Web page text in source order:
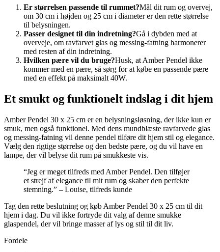
Er størrelsen passende til rummet?Mål dit rum og overvej,
om 30 cm i højden og 25 cm i diameter er den rette størrelse
til belysningen.
Passer designet til din indretning?Gå i dybden med at
overveje, om ravfarvet glas og messing-fatning harmonerer
med resten af din indretning.
Hvilken pære vil du bruge?Husk, at Amber Pendel ikke
kommer med en pære, så sørg for at købe en passende pære
med en effekt på maksimalt 40W.
Et smukt og funktionelt indslag i dit hjem
Amber Pendel 30 x 25 cm er en belysningsløsning, der ikke kun er
smuk, men også funktionel. Med dens mundblæste ravfarvede glas
og messing-fatning vil denne pendel tilføre dit hjem stil og elegance.
Vælg den rigtige størrelse og den bedste pære, og du vil have en
lampe, der vil belyse dit rum på smukkeste vis.
“Jeg er meget tilfreds med Amber Pendel. Den tilføjer
et strejf af elegance til mit rum og skaber den perfekte
stemning.” – Louise, tilfreds kunde
Tag den rette beslutning og køb Amber Pendel 30 x 25 cm til dit
hjem i dag. Du vil ikke fortryde dit valg af denne smukke
glaspendel, der vil bringe masser af lys og stil til dit liv.
Fordele